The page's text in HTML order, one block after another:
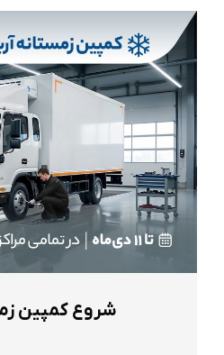
شروع کمپین